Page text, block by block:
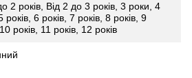
2 років Від 2 до 3 років 3 роки 4
років 6 років 7 років 8 років 9
10 років 11 років 12 років